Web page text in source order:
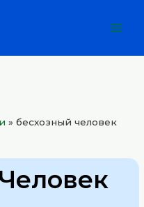
»бесхозный человек